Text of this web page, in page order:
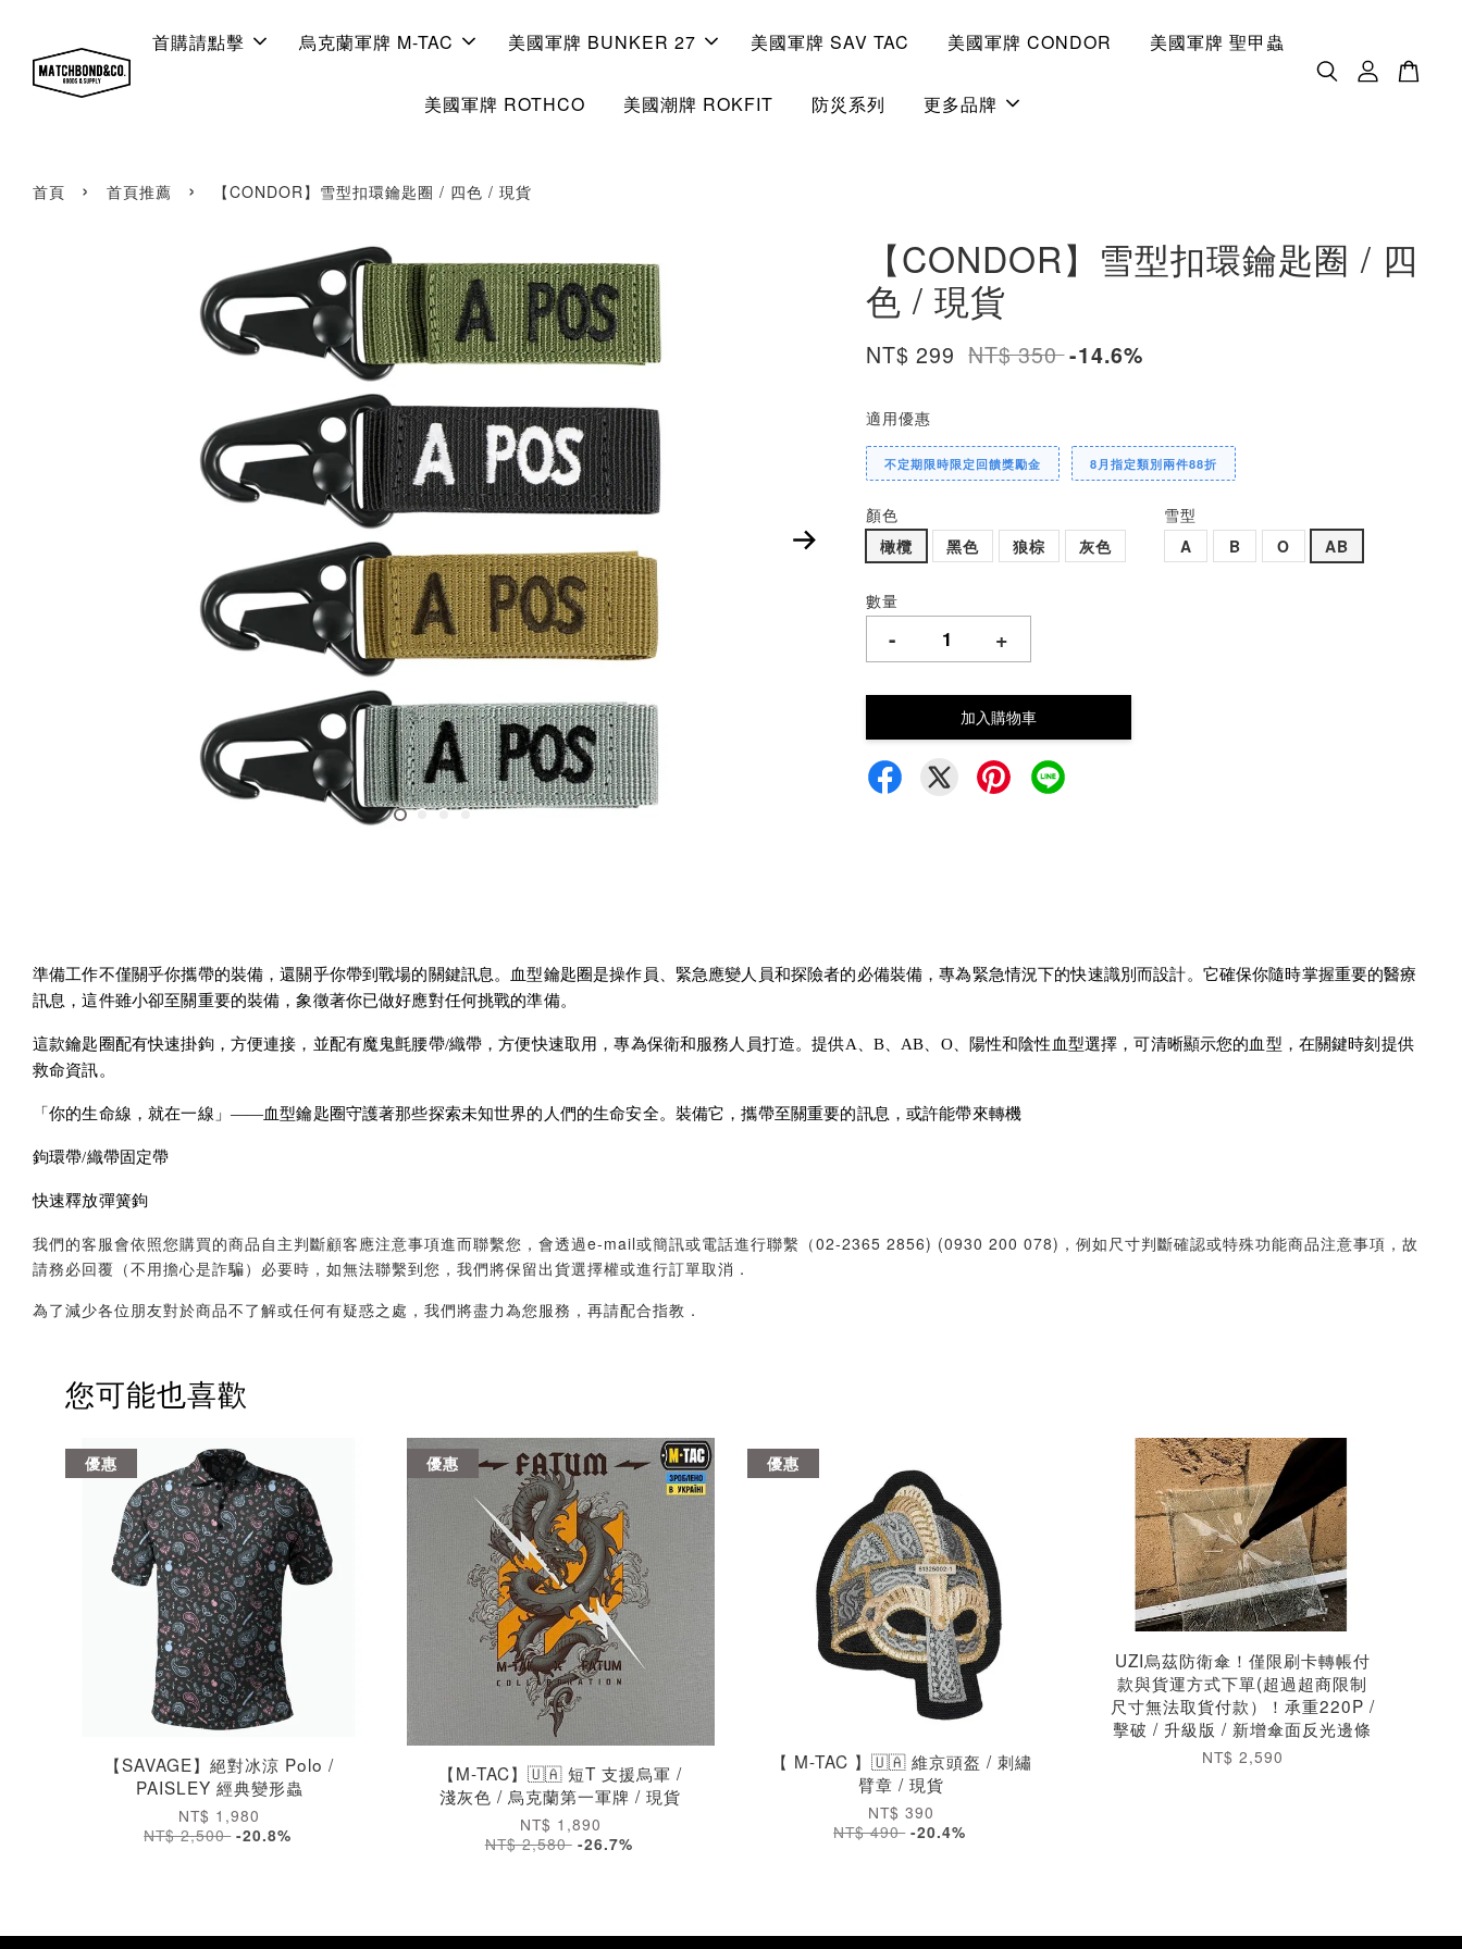
首購請點擊 烏克蘭軍牌 M-TAC 美國軍牌 BUNKER 27 美國軍牌 SAV TAC 美國軍牌 CONDOR 美國軍牌 聖甲蟲
美國軍牌 ROTHCO 美國潮牌 ROKFIT 防災系列 更多品牌
首頁 › 首頁推薦 › 【CONDOR】雪型扣環鑰匙圈 / 四色 / 現貨
【CONDOR】雪型扣環鑰匙圈 / 四
色 / 現貨
NT$ 299 NT$ 350-14.6%
適用優惠
不定期限時限定回饋獎勵金 8月指定類別兩件88折
顏色
橄欖
黑色 狼棕 灰色
雪型
A
B O AB
數量
- +
加入購物車
準備工作不僅關乎你攜帶的裝備，還關乎你帶到戰場的關鍵訊息。血型鑰匙圈是操作員、緊急應變人員和探險者的必備裝備，專為緊急情況下的快速識別而設計。它確保你隨時掌握重要的醫療
訊息，這件雖小卻至關重要的裝備，象徵著你已做好應對任何挑戰的準備。
這款鑰匙圈配有快速掛鉤，方便連接，並配有魔鬼氈腰帶/織帶，方便快速取用，專為保衛和服務人員打造。提供A、B、AB、O、陽性和陰性血型選擇，可清晰顯示您的血型，在關鍵時刻提供
救命資訊。
「你的生命線，就在一線」——血型鑰匙圈守護著那些探索未知世界的人們的生命安全。裝備它，攜帶至關重要的訊息，或許能帶來轉機
鉤環帶/織帶固定帶
快速釋放彈簧鉤
我們的客服會依照您購買的商品自主判斷顧客應注意事項進而聯繫您，會透過e-mail或簡訊或電話進行聯繫（02-2365 2856) (0930 200 078)，例如尺寸判斷確認或特殊功能商品注意事項，故
請務必回覆（不用擔心是詐騙）必要時，如無法聯繫到您，我們將保留出貨選擇權或進行訂單取消．
為了減少各位朋友對於商品不了解或任何有疑惑之處，我們將盡力為您服務，再請配合指教．
您可能也喜歡
優惠
【SAVAGE】絕對冰涼 Polo /
PAISLEY 經典變形蟲
NT$ 1,980
NT$ 2,500 -20.8%
優惠
【M-TAC】🇺🇦 短T 支援烏軍 /
淺灰色 / 烏克蘭第一軍牌 / 現貨
NT$ 1,890
NT$ 2,580 -26.7%
優惠
【 M-TAC 】🇺🇦 維京頭盔 / 刺繡
臂章 / 現貨
NT$ 390
NT$ 490 -20.4%
UZI烏茲防衛傘！僅限刷卡轉帳付
款與貨運方式下單(超過超商限制
尺寸無法取貨付款）！承重220P /
擊破 / 升級版 / 新增傘面反光邊條
NT$ 2,590